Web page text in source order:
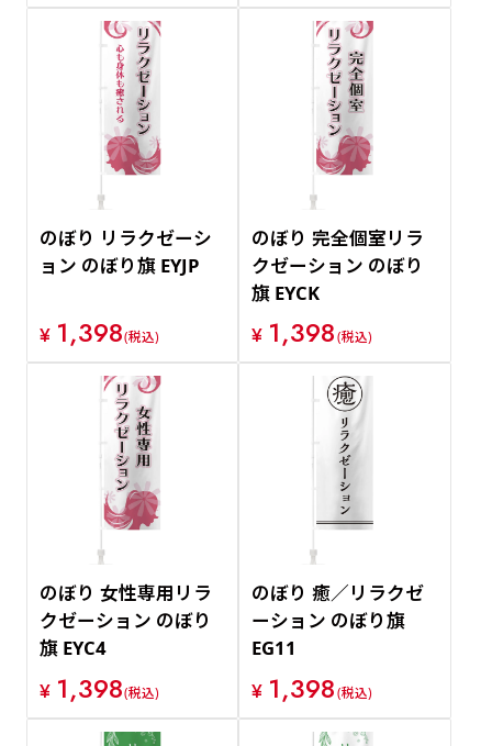
のぼり リラクゼーシ
ョン のぼり旗 EYJP
¥ 1,398(税込)
のぼり 完全個室リラ
クゼーション のぼり
旗 EYCK
¥ 1,398(税込)
のぼり 女性専用リラ
クゼーション のぼり
旗 EYC4
¥ 1,398(税込)
のぼり 癒／リラクゼ
ーション のぼり旗
EG11
¥ 1,398(税込)